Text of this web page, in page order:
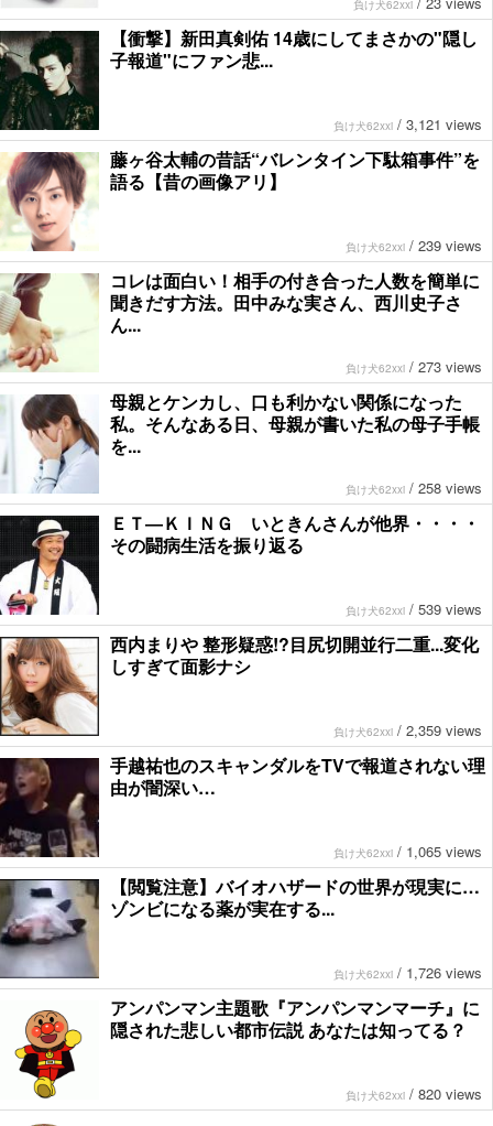
負け犬62xxi
【衝撃】新田真剣佑 14歳にしてまさかの"隠し
子報道"にファン悲...
負け犬62xxi / 3,121 views
藤ヶ谷太輔の昔話“バレンタイン下駄箱事件”を
語る【昔の画像アリ】
負け犬62xxi / 239 views
コレは面白い！相手の付き合った人数を簡単に
聞きだす方法。田中みな実さん、西川史子さ
ん...
負け犬62xxi / 273 views
母親とケンカし、口も利かない関係になった
私。そんなある日、母親が書いた私の母子手帳
を...
負け犬62xxi / 258 views
ＥＴ―ＫＩＮＧ いときんさんが他界・・・・
その闘病生活を振り返る
負け犬62xxi / 539 views
西内まりや 整形疑惑!?目尻切開並行二重...変化
しすぎて面影ナシ
負け犬62xxi / 2,359 views
手越祐也のスキャンダルをTVで報道されない理
由が闇深い…
負け犬62xxi / 1,065 views
【閲覧注意】バイオハザードの世界が現実に…
ゾンビになる薬が実在する...
負け犬62xxi / 1,726 views
アンパンマン主題歌『アンパンマンマーチ』に
隠された悲しい都市伝説 あなたは知ってる？
負け犬62xxi / 820 views